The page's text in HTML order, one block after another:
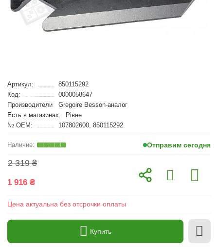
Артикул:
850115292
Код:
0000058647
Производители
Gregoire Besson-аналог
Есть в магазинах:
Рівне
№ OEM:
107802600, 850115292
Отправим сегодня
2 319 ₴
1 916 ₴
Цена актуальна без отсрочки оплаты
Купить